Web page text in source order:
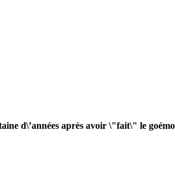
d\’années après avoir \"fait\" le